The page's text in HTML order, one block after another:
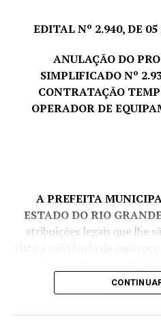
EDITAL Nº 2.940, DE 05
ANULAÇÃO DO
SIMPLIFICADO Nº
CONTRATAÇÃO
OPERADOR DE
A PREFEITA
ESTADO DO RIO
atribuições legais que lhe
contratação temporária
Equipamento Rodoviário,
há lista de aprovados